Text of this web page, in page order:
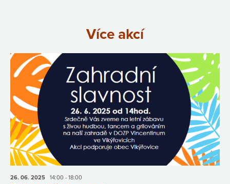
Více akcí
26. 06. 2025 14:00 - 18:00